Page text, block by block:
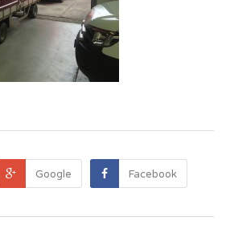
Google Facebook